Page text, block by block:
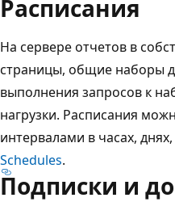
Расписания
На сервере отчетов в
страницы, общие наборы
выполнения запросов к
нагрузки. Расписания
интервалами в часах,
Schedules.
Подписки и